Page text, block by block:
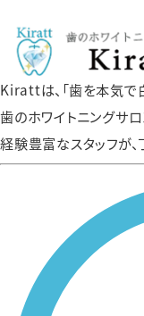
Kirattは、「歯を本気で
歯のホワイトニングサロ
経験豊富なスタッフが、